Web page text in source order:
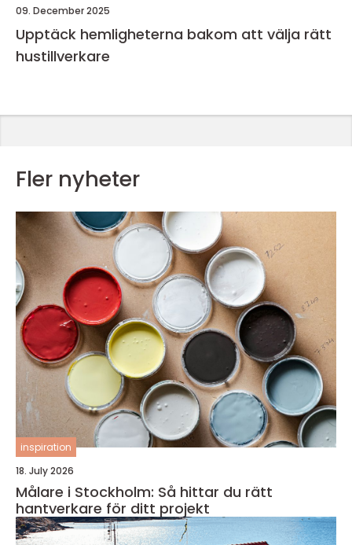
09. December 2025
Upptäck hemligheterna bakom att välja rätt
hustillverkare
Fler nyheter
inspiration
18. July 2026
Målare i Stockholm: Så hittar du rätt
hantverkare för ditt projekt